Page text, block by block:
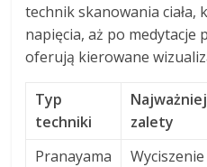
technik skanowania ciała,
napięcia, aż po medytacje
oferują kierowane
Typ
techniki
zalety
Pranayama
Wyciszenie